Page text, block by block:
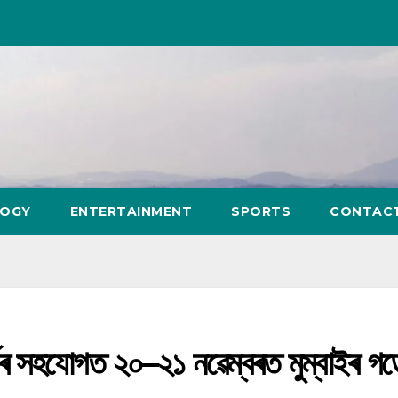
ENTERTAINMENT SPORTS
সহযোগত ২০–২১ নৱেম্বৰত মুম্বাইৰ